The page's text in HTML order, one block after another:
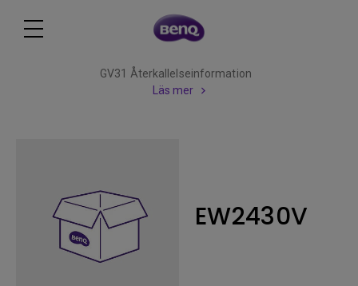
GV31 Återkallelseinformation
Läs mer
EW2430V